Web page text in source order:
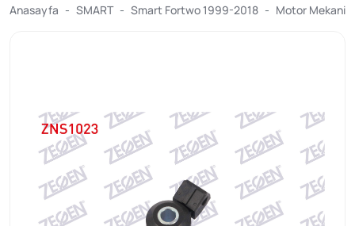
Anasayfa SMART Smart Fortwo 1999-2018 Motor Mekanik